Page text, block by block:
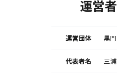
運営
運営団体 黒
代表者名 三